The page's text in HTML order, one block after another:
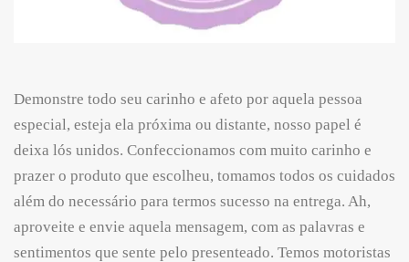
Demonstre todo seu carinho e afeto por aquela pessoa
especial, esteja ela próxima ou distante, nosso papel é
deixa lós unidos. Confeccionamos com muito carinho e
prazer o produto que escolheu, tomamos todos os cuidados
além do necessário para termos sucesso na entrega. Ah,
aproveite e envie aquela mensagem, com as palavras e
sentimentos que sente pelo presenteado. Temos motoristas